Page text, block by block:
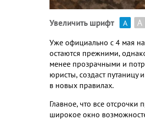
Увеличить шрифт А А
Уже официально с 4 мая
остаются прежними,
менее прозрачными и
юристы, создаст путаницу
в новых правилах.
Главное, что все отсрочки
широкое окно